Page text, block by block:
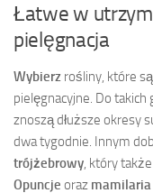
Łatwe w
pielęgnacja
Wybierz rośliny, które
pielęgnacyjne. Do
znoszą dłuższe okresy
dwa tygodnie. Innym
trójżebrowy, który
Opuncje oraz mamilaria